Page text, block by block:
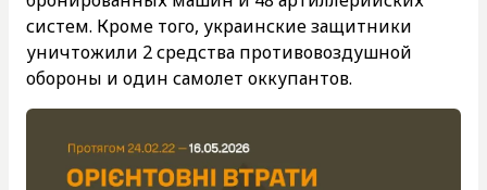
систем. Кроме того, украинские защитники
уничтожили 2 средства противовоздушной
обороны и один самолет оккупантов.